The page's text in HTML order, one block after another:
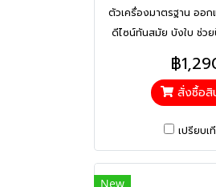
ตัวเครื่องมาตรฐาน ออก
ดีไซน์ทันสมัย บังใบ ช่ว
ต่อหุ้มฉนวนอย่างดี ป้อง
รั่ว
฿
สั่งซื้อสิ
เปรียบเ
New